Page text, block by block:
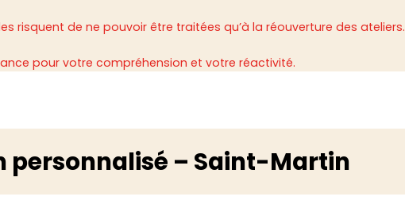
risquent de ne pouvoir être traitées qu’à la réouverture des ateliers.
pour votre compréhension et votre réactivité.
personnalisé – Saint-Martin